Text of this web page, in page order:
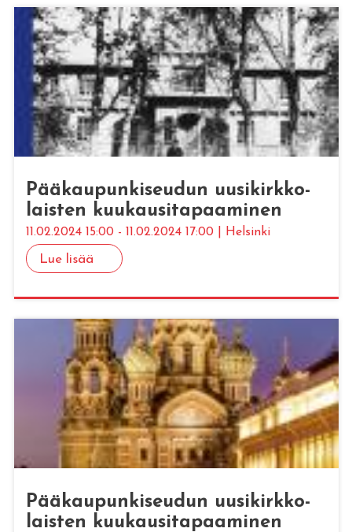
Pää­kau­pun­ki­seu­dun uusi­kirk­ko­
lais­ten kuu­kausi­ta­paa­mi­nen
11.02.2024 15:00 - 11.02.2024 17:00 | Helsinki
Lue lisää
Pää­kau­pun­ki­seu­dun uusi­kirk­ko­
lais­ten kuu­kausi­ta­paa­mi­nen